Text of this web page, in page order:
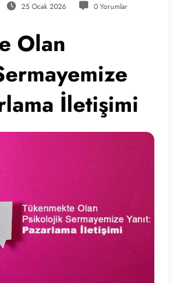
25 Ocak 2026 0 Yorumlar
Olan
İletişimi